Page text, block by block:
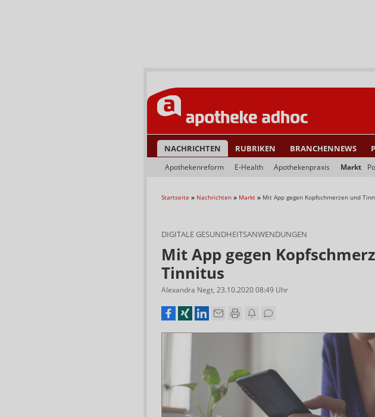
NACHRICHTEN RUBRIKEN BRANCHENNEWS
Apothekenreform E-Health Apothekenpraxis Markt
Startseite » Nachrichten » Markt » Mit App gegen Kopfschmerzen und
DIGITALE GESUNDHEITSANWENDUNGEN
Mit App gegen
Tinnitus
Alexandra Negt, 23.10.2020 08:49 Uhr